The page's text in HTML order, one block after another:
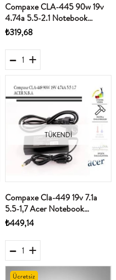
Compaxe CLA-445 90w 19v
4.74a 5.5-2.1 Notebook
Adaptörü
₺319,68
TÜKENDI
Compaxe Cla-449 19v 7.1a
5.5-1,7 Acer Notebook
Adaptör
₺449,14
Ücretsiz